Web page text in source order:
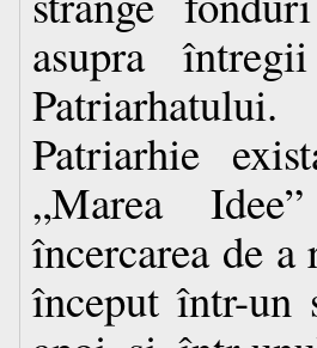
asupra
Patriarhie
„Marea
încercarea de
început într-un